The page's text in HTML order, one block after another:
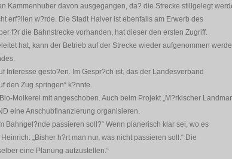
Kammenhuber davon ausgegangen, da? die Strecke stillgelegt
erf?llen w?rde. Die Stadt Halver ist ebenfalls am Erwerb des
f?r die Bahnstrecke vorhanden, hat dieser den ersten Zugriff.
hat, kann der Betrieb auf der Strecke wieder aufgenommen
Interesse gesto?en. Im Gespr?ch ist, das der Landesverband
den Zug springen“ k?nnte.
Molkerei mit angeschoben. Auch beim Projekt „M?rkischer
eine Anschubfinanzierung organisieren.
Bahngel?nde passieren soll?“ Wenn planerisch klar sei, wo es
„Bisher h?rt man nur, was nicht passieren soll.“ Die
eine Planung aufzustellen.“